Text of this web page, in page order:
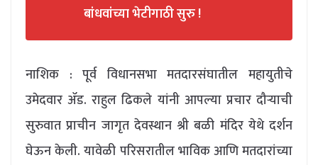
बांधवांच्या भेटीगाठी सुरु !
नाशिक : पूर्व विधानसभा मतदारसंघातील महायुतीचे
उमेदवार ॲड. राहुल ढिकले यांनी आपल्या प्रचार दौऱ्याची
सुरुवात प्राचीन जागृत देवस्थान श्री बळी मंदिर येथे दर्शन
घेऊन केली. यावेळी परिसरातील भाविक आणि मतदारांच्या